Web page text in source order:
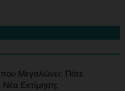
Μεγαλώνει: Πότε
Νέα Εκτίμηση;